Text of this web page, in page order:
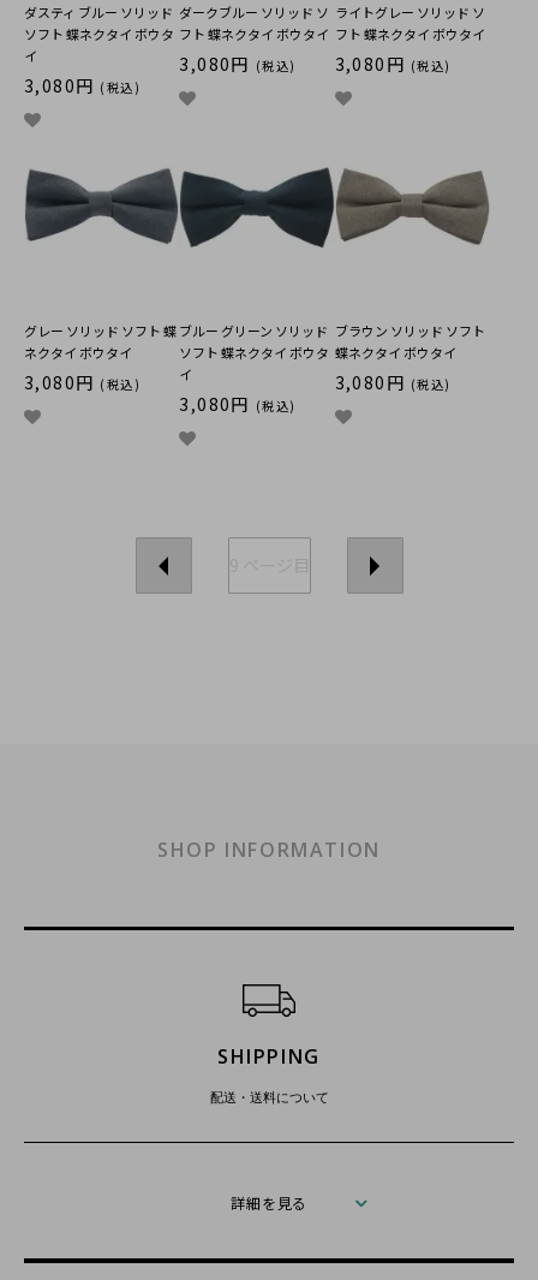
ダスティ ブルー ソリッド
ソフト 蝶ネクタイ ボウタ
イ
3,080円 (税込)
ダークブルー ソリッド ソ
フト 蝶ネクタイ ボウタイ
3,080円 (税込)
ライトグレー ソリッド ソ
フト 蝶ネクタイ ボウタイ
3,080円 (税込)
グレー ソリッド ソフト 蝶
ネクタイ ボウタイ
3,080円 (税込)
ブルー グリーン ソリッド
ソフト 蝶ネクタイ ボウタ
イ
3,080円 (税込)
ブラウン ソリッド ソフト
蝶ネクタイ ボウタイ
3,080円 (税込)
9 ページ目
SHOP INFORMATION
SHIPPING
配送・送料について
詳細を見る